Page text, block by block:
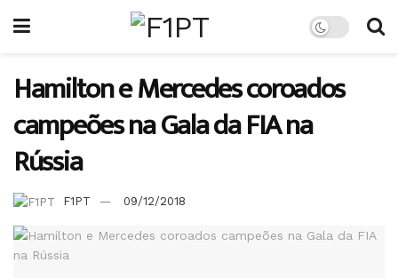
Hamilton e Mercedes coroados
campeões na Gala da FIA na
Rússia
F1PT 09/12/2018